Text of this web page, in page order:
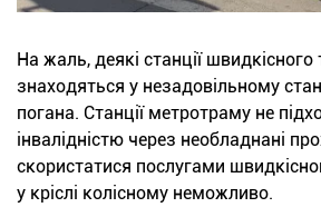
На жаль, деякі станції
знаходяться у незадовільному
погана. Станції метротраму не
інвалідністю через необладнані
скористатися послугами
у кріслі колісному неможливо.